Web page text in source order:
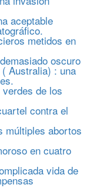
aceptable
metidos en
oscuro
Australia) : una
de los
contra el
múltiples abortos
en cuatro
vida de